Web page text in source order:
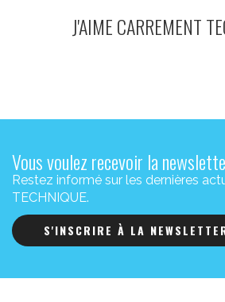
J'AIME CARREMENT
Vous voulez recevoir la
Restez informé sur les dernières
TECHNIQUE.
S'INSCRIRE À LA